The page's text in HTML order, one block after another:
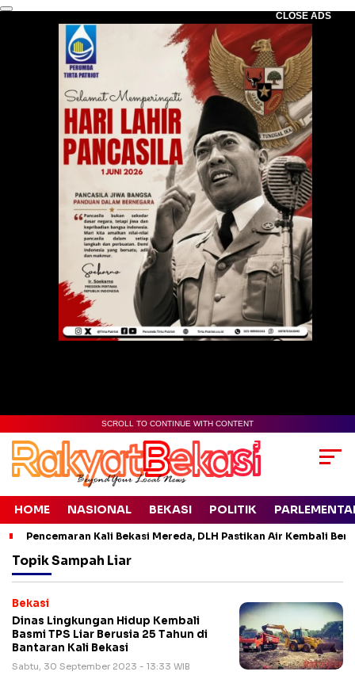
CLOSE ADS
SCROLL TO CONTINUE WITH CONTENT
HOME NASIONAL BEKASI POLITIK
Pencemaran Kali Bekasi Mereda, DLH Pastikan Air Kembali
TopikSampah Liar
Bekasi
Dinas Lingkungan Hidup Kembali
Basmi TPS Liar Berusia 25 Tahun di
Bantaran Kali Bekasi
Sabtu, 30 September 2023 - 13:33 WIB